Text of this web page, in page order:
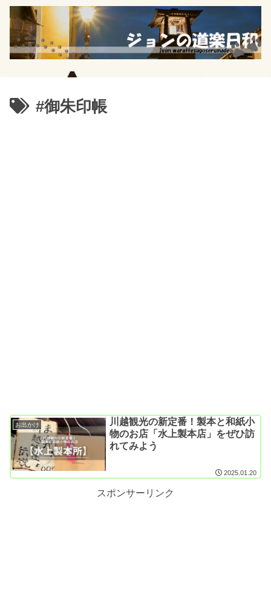
#御朱印帳
お出かけ
川越観光の新定番！製本と和紙小
物のお店「水上製本店」をぜひ訪
れてみよう
2025.01.20
スポンサーリンク